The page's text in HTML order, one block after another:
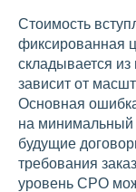
Стоимость
фиксированная
складывается
зависит от
Основная
на минимальный
будущие
требования
уровень СРО